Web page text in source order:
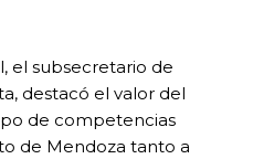
el subsecretario de
, destacó el valor del
de competencias
de Mendoza tanto a